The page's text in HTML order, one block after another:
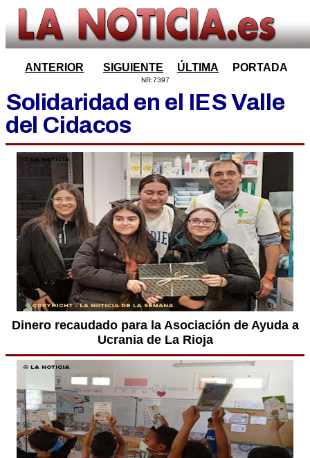
ANTERIOR SIGUIENTE ÚLTIMA PORTADA
NR:7397
Solidaridad en el IES Valle
del Cidacos
Dinero recaudado para la Asociación de Ayuda a
Ucrania de La Rioja